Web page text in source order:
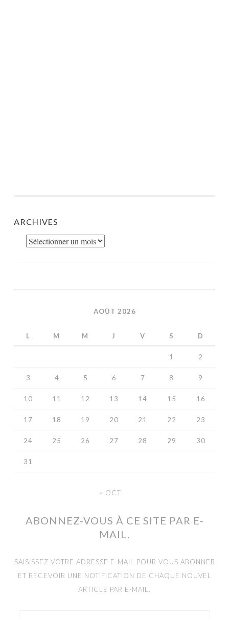
ARCHIVES
Archives
AOÛT 2026
L M M J V S D
1 2
3 4 5 6 7 8 9
10 11 12 13 14 15 16
17 18 19 20 21 22 23
24 25 26 27 28 29 30
31
« OCT
ABONNEZ-VOUS À CE SITE PAR E-
MAIL.
SAISISSEZ VOTRE ADRESSE E-MAIL POUR VOUS ABONNER
ET RECEVOIR UNE NOTIFICATION DE CHAQUE NOUVEL
ARTICLE PAR E-MAIL.